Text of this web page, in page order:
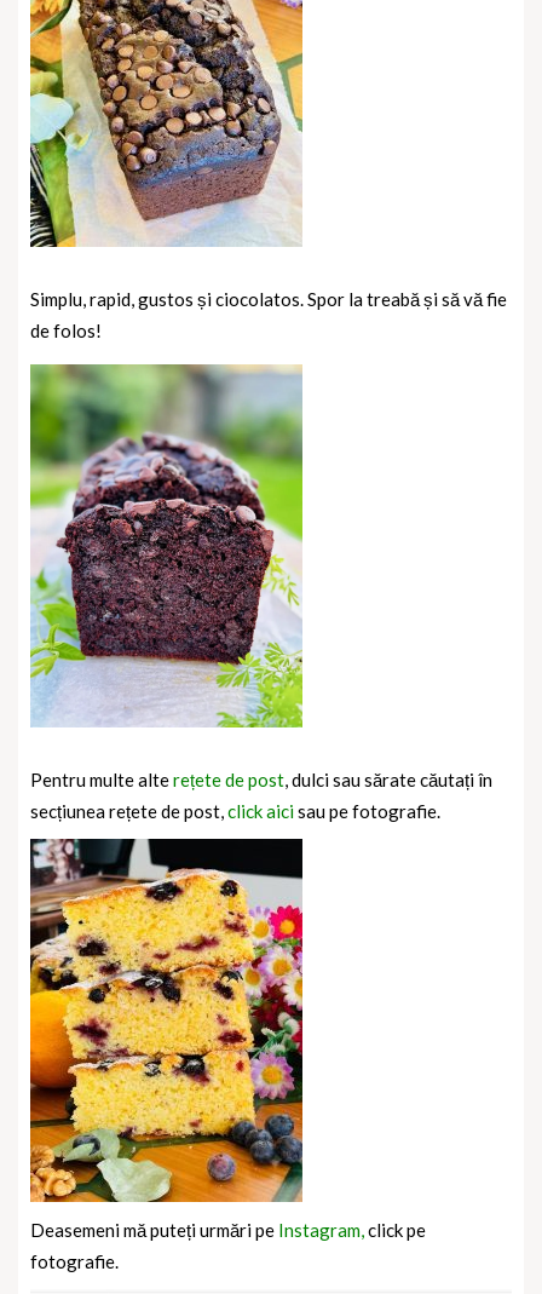
Simplu, rapid, gustos și ciocolatos. Spor la treabă și să vă fie
de folos!
Pentru multe alterețete de post, dulci sau sărate căutați în
secțiunea rețete de post,click aicisau pe fotografie.
Deasemeni mă puteți urmări pe Instagram,click pe
fotografie.